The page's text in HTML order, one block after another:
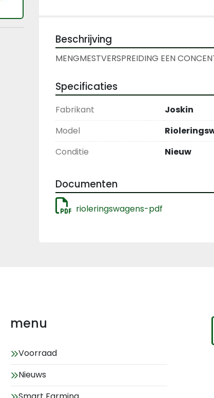
Beschrijving
MENGMESTVERSPREIDING EEN
Specificaties
Fabrikant
Joskin
Model
Conditie
Nieuw
Documenten
rioleringswagens-pdf
menu
Voorraad
Nieuws